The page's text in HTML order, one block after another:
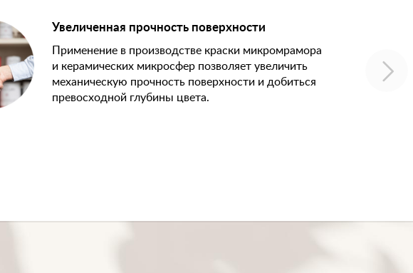
Увеличенная прочность поверхности
Применение в производстве краски микромрамора
и керамических микросфер позволяет увеличить
механическую прочность поверхности и добиться
превосходной глубины цвета.